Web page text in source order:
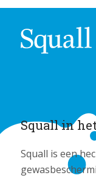
Squall in
Squall is een